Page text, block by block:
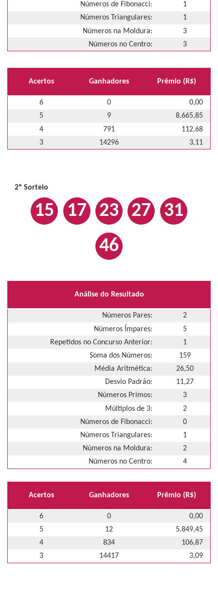
Números de Fibonacci:
1
Números Triangulares:
1
Números na Moldura:
3
Números no Centro:
3
Acertos Ganhadores Prêmio (R$)
6 0
0,00
5
9
8.665,85
4
791
112,68
3
14296 3,11
2º Sorteio
15 17 23 27
31
46
Análise do Resultado
Números Pares:
2
Números Ímpares:
5
Repetidos no Concurso Anterior:
1
Soma dos Números:
159
Média Aritmética:
26,50
Desvio Padrão:
11,27
Números Primos:
3
Múltiplos de 3:
2
Números de Fibonacci:
0
Números Triangulares:
1
Números na Moldura:
2
Números no Centro:
4
Acertos Ganhadores Prêmio (R$)
6 0
0,00
5
12
5.849,45
4
834
106,87
3
14417 3,09